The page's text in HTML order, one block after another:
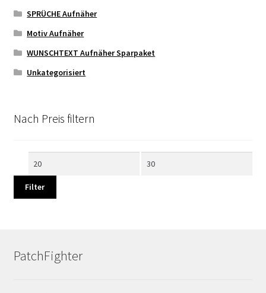
SPRÜCHE Aufnäher
Motiv Aufnäher
WUNSCHTEXT Aufnäher Sparpaket
Unkategorisiert
Nach Preis filtern
Min.
Max.
Filter
PatchFighter